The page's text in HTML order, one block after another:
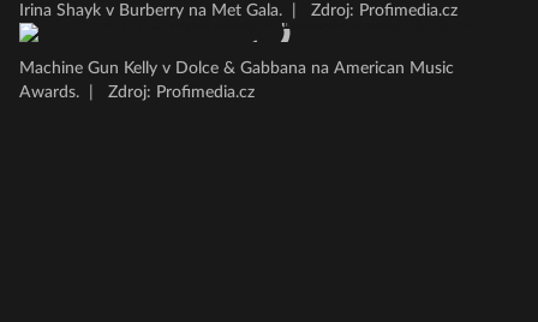
Irina Shayk v Burberry na Met Gala. Zdroj: Profimedia.cz
Machine Gun Kelly v Dolce & Gabbana na American Music
Awards.
Zdroj: Profimedia.cz